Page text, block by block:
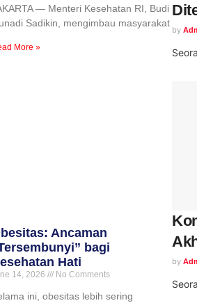
— Menteri Kesehatan RI, Budi
Sadikin, mengimbau masyarakat
More »
Ancaman
bagi
Hati
14, 2026 No Comments
ini, obesitas lebih sering
by
by